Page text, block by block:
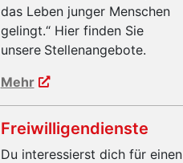
das Leben junger Menschen
gelingt.“ Hier finden Sie
unsere Stellenangebote.
Mehr
Freiwilligendienste
Du interessierst dich für einen